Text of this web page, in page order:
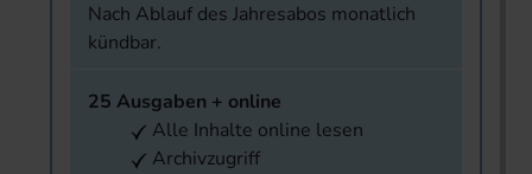
Nach Ablauf des Jahresabos monatlich
kündbar.
25 Ausgaben + online
Alle Inhalte online lesen
Archivzugriff